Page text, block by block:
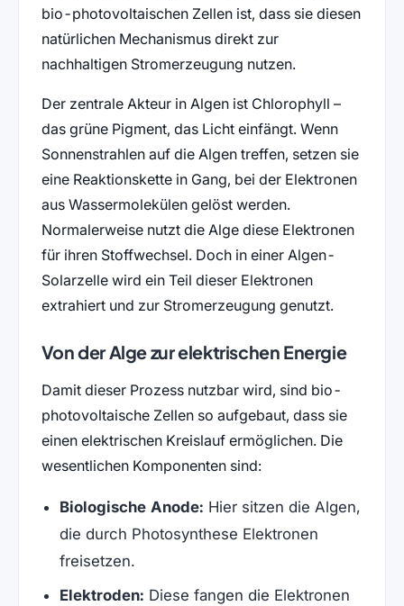
bio-photovoltaischen Zellen ist, dass sie diesen
natürlichen Mechanismus direkt zur
nachhaltigen Stromerzeugung nutzen.
Der zentrale Akteur in Algen ist Chlorophyll –
das grüne Pigment, das Licht einfängt. Wenn
Sonnenstrahlen auf die Algen treffen, setzen sie
eine Reaktionskette in Gang, bei der Elektronen
aus Wassermolekülen gelöst werden.
Normalerweise nutzt die Alge diese Elektronen
für ihren Stoffwechsel. Doch in einer Algen-
Solarzelle wird ein Teil dieser Elektronen
extrahiert und zur Stromerzeugung genutzt.
Von der Alge zur elektrischen Energie
Damit dieser Prozess nutzbar wird, sind bio-
photovoltaische Zellen so aufgebaut, dass sie
einen elektrischen Kreislauf ermöglichen. Die
wesentlichen Komponenten sind:
Biologische Anode: Hier sitzen die Algen,
die durch Photosynthese Elektronen
freisetzen.
Elektroden: Diese fangen die Elektronen